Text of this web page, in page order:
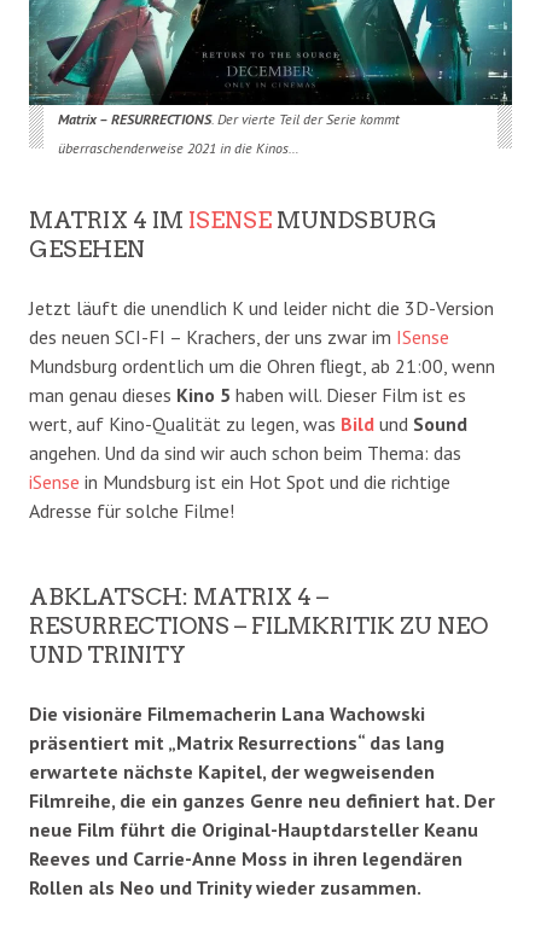
Matrix – RESURRECTIONS. Der vierte Teil der Serie kommt
überraschenderweise 2021 in die Kinos…
MATRIX 4 IM ISENSE MUNDSBURG
GESEHEN
Jetzt läuft die unendlich K und leider nicht die 3D-Version
des neuen SCI-FI – Krachers, der uns zwar im ISense
Mundsburg ordentlich um die Ohren fliegt, ab 21:00, wenn
man genau dieses Kino 5 haben will. Dieser Film ist es
wert, auf Kino-Qualität zu legen, was Bild und Sound
angehen. Und da sind wir auch schon beim Thema: das
iSense in Mundsburg ist ein Hot Spot und die richtige
Adresse für solche Filme!
ABKLATSCH: MATRIX 4 –
RESURRECTIONS – FILMKRITIK ZU NEO
UND TRINITY
Die visionäre Filmemacherin Lana Wachowski
präsentiert mit „Matrix Resurrections“ das lang
erwartete nächste Kapitel, der wegweisenden
Filmreihe, die ein ganzes Genre neu definiert hat. Der
neue Film führt die Original-Hauptdarsteller Keanu
Reeves und Carrie-Anne Moss in ihren legendären
Rollen als Neo und Trinity wieder zusammen.